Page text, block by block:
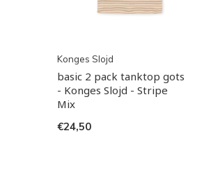
Konges Slojd
basic 2 pack tanktop gots
- Konges Slojd - Stripe
Mix
€24,50